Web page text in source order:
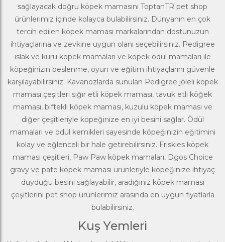
sağlayacak doğru köpek mamasını ToptanTR pet shop
ürünlerimiz içinde kolayca bulabilirsiniz. Dünyanın en çok
tercih edilen köpek maması markalarından dostunuzun
ihtiyaçlarına ve zevkine uygun olanı seçebilirsiniz. Pedigree
ıslak ve kuru köpek mamaları ve köpek ödül mamaları ile
köpeğinizin beslenme, oyun ve eğitim ihtiyaçlarını güvenle
karşılayabilirsiniz. Kavanozlarda sunulan Pedigree jöleli köpek
maması çeşitleri sığır etli köpek maması, tavuk etli köğek
maması, biftekli köpek maması, kuzulu köpek maması ve
diğer çeşitleriyle köpeğinize en iyi besini sağlar. Ödül
mamaları ve ödül kemikleri sayesinde köpeğinizin eğitimini
kolay ve eğlenceli bir hale getirebilirsiniz. Friskies köpek
maması çeşitleri, Paw Pawköpek mamaları, Dgos Choice
gravy ve pate köpek maması ürünleriyle köpeğinize ihtiyaç
duyduğu besini sağlayabilir, aradığınız köpek maması
çeşitlerini pet shop ürünlerimiz arasında en uygun fiyatlarla
bulabilirsiniz.
Kuş Yemleri